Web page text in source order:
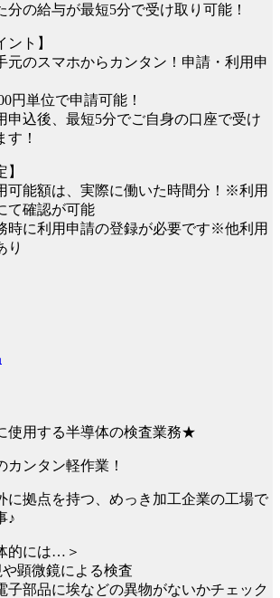
分の給与が最短5分で受け取り可能！
ント】
元のスマホからカンタン！申請・利用申
円単位で申請可能！
申込後、最短5分でご自身の口座で受け
す！
】
可能額は、実際に働いた時間分！※利用
て確認が可能
時に利用申請の登録が必要です※他利用
り
使用する半導体の検査業務★
カンタン軽作業！
に拠点を持つ、めっき加工企業の工場で
♪
的には…＞
顕微鏡による検査
部品に埃などの異物がないかチェック